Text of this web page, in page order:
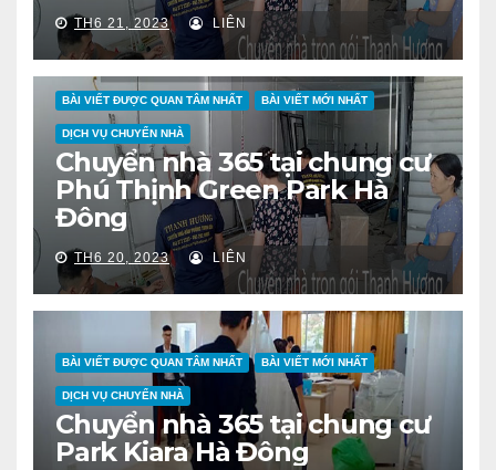
TH6 21, 2023 LIÊN
BÀI VIẾT ĐƯỢC QUAN TÂM NHẤT BÀI VIẾT MỚI NHẤT
DỊCH VỤ CHUYỂN NHÀ
Chuyển nhà 365 tại chung cư
Phú Thịnh Green Park Hà
Đông
TH6 20, 2023 LIÊN
BÀI VIẾT ĐƯỢC QUAN TÂM NHẤT BÀI VIẾT MỚI NHẤT
DỊCH VỤ CHUYỂN NHÀ
Chuyển nhà 365 tại chung cư
Park Kiara Hà Đông